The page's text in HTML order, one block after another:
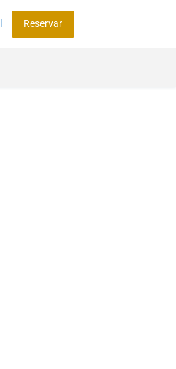
Reservar